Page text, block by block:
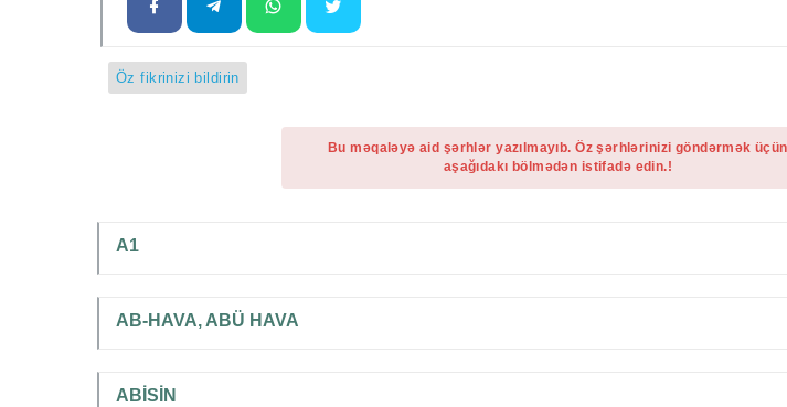
Öz fikrinizi bildirin
Bu məqaləyə aid şərhlər yazılmayıb. Öz şərhlərinizi göndərmək üçün
aşağıdakı bölmədən istifadə edin.!
A1
AB-HAVA, ABÜ HAVA
ABİSİN